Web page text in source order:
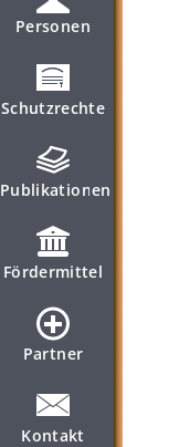
Personen
Schutzrechte
Publikationen
Fördermittel
Partner
Kontakt